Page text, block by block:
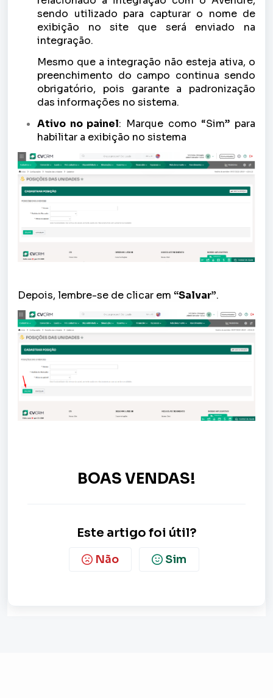
sendo utilizado para capturar o nome de
exibição no site que será enviado na
integração.
Mesmo que a integração não esteja ativa, o
preenchimento do campo continua sendo
obrigatório, pois garante a padronização
das informações no sistema.
Ativo no painel: Marque como “Sim” para
habilitar a exibição no sistema
Depois, lembre-se de clicar em “Salvar”.
BOAS VENDAS!
Este artigo foi útil?
Não Sim